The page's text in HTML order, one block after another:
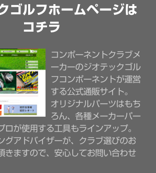
ゴルフホームページは
コチラ
コンポーネントクラブメ
ーカーのジオテックゴル
フコンポーネントが運営
する公式通販サイト。
オリジナルパーツはもち
ろん、各種メーカーパー
ロが使用する工具もラインアップ。
グアドバイザーが、クラブ選びのお
きますので、安心してお問い合わせ